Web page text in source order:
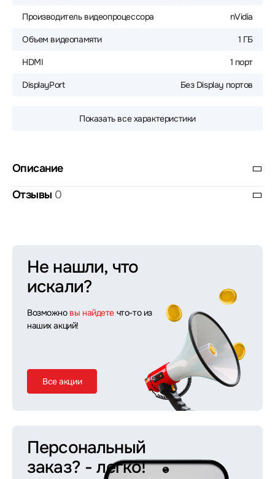
Производитель видеопроцессора nVidia
Объем видеопамяти 1 ГБ
HDMI 1 порт
DisplayPort Без Display портов
Показать все характеристики
Описание
Отзывы 0
Не нашли, что
искали?
Возможно вы найдете что-то из
наших акций!
Все акции
Персональный
заказ? - легко!